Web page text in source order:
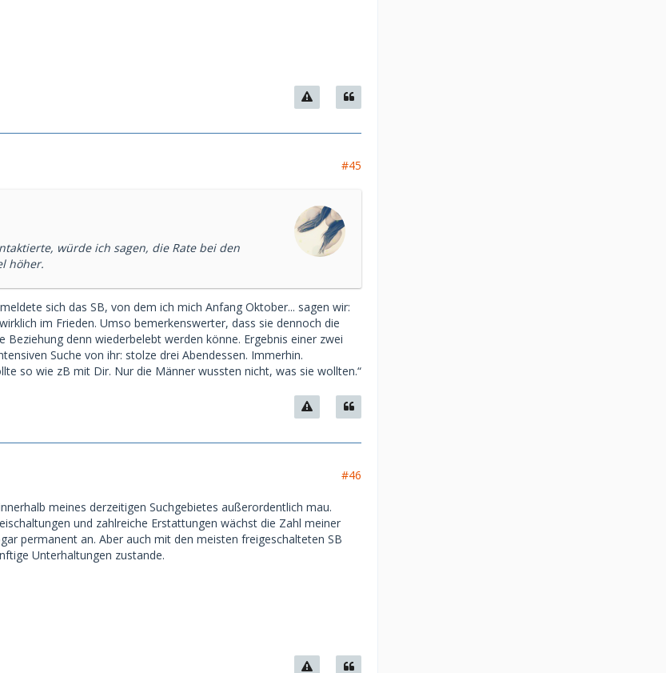
#45
würde ich sagen, die Rate bei den
höher.
sich das SB, von dem ich mich Anfang Oktober... sagen wir:
im Frieden. Umso bemerkenswerter, dass sie dennoch die
Beziehung denn wiederbelebt werden könne. Ergebnis einer zwei
Suche von ihr: stolze drei Abendessen. Immerhin.
so wie zB mit Dir. Nur die Männer wussten nicht, was sie wollten.“
#46
meines derzeitigen Suchgebietes außerordentlich mau.
und zahlreiche Erstattungen wächst die Zahl meiner
permanent an. Aber auch mit den meisten freigeschalteten SB
Unterhaltungen zustande.